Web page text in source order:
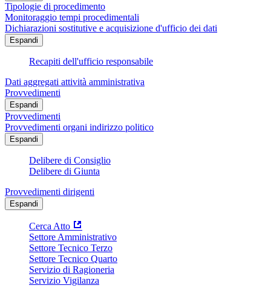
Tipologie di procedimento
Monitoraggio tempi procedimentali
Dichiarazioni sostitutive e acquisizione d'ufficio dei dati
Espandi
Recapiti dell'ufficio responsabile
Dati aggregati attività amministrativa
Provvedimenti
Espandi
Provvedimenti
Provvedimenti organi indirizzo politico
Espandi
Delibere di Consiglio
Delibere di Giunta
Provvedimenti dirigenti
Espandi
Cerca Atto
Settore Amministrativo
Settore Tecnico Terzo
Settore Tecnico Quarto
Servizio di Ragioneria
Servizio Vigilanza